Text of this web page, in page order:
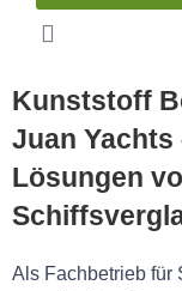
Kunststoff
Juan Yachts
Lösungen
Als Fachbetrieb für